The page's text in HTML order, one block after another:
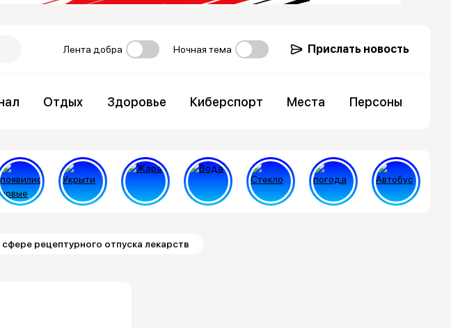
Лента добра Ночная тема Прислать новость
Отдых Здоровье Киберспорт Места Персоны
рецептурного отпуска лекарств